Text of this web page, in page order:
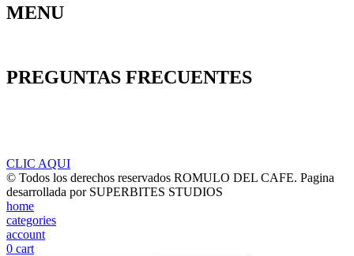
MENU
PREGUNTAS FRECUENTES
CLIC AQUI
© Todos los derechos reservados ROMULO DEL CAFE. Pagina
desarrollada por SUPERBITES STUDIOS
home
categories
account
0 cart